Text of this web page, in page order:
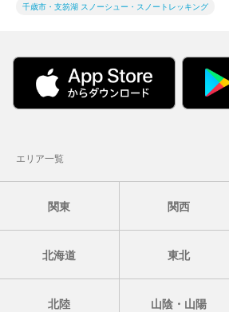
千歳市・支笏湖 スノーシュー・スノートレッキング
エリア一覧
関東 関西
北海道 東北
北陸 山陰・山陽